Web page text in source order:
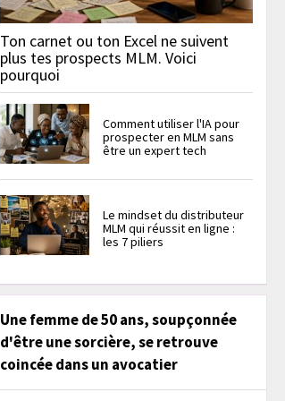
Ton carnet ou ton Excel ne suivent
plus tes prospects MLM. Voici
pourquoi
Comment utiliser l'IA pour
prospecter en MLM sans
être un expert tech
Le mindset du distributeur
MLM qui réussit en ligne :
les 7 piliers
Une femme de 50 ans, soupçonnée
d'être une sorcière, se retrouve
coincée dans un avocatier